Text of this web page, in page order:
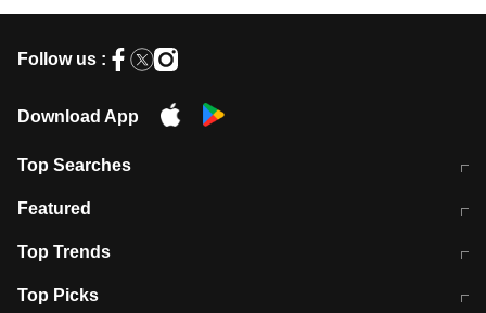
Follow us :
Download App
Top Searches
मुंबई में लगे 'जेन जी' के पोस्टर, लिखा- 'मैं
Featured
10 अगस्त को विधानसभा का घेराव करेंगे
Top Trends
RBI का नया नियम: अब बैंकों को अपनी सभी
Top Picks